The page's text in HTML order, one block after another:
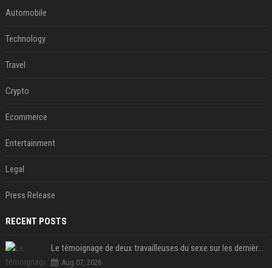
Automobile
Technology
Travel
Crypto
Ecommerce
Entertainment
Legal
Press Release
RECENT POSTS
Le témoignage de deux travailleuses du sexe sur les dernières heures de Liam Payne a été dévoilé
Aug 07, 2026